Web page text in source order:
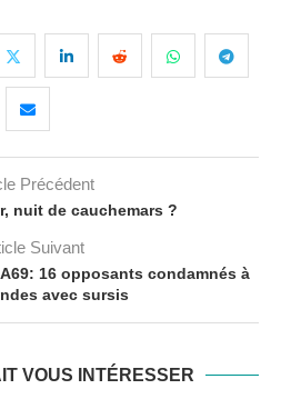
Précédent
nuit de cauchemars ?
Suivant
16 opposants condamnés à
avec sursis
VOUS INTÉRESSER